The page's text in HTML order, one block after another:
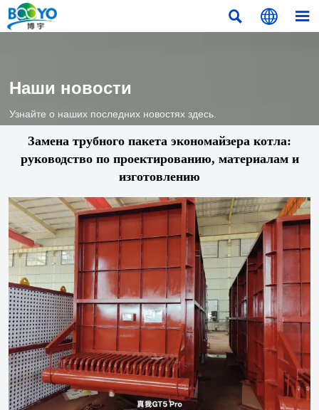
  
Наши новости
Узнайте о наших последних новостях здесь.
Замена трубного пакета экономайзера котла:
руководство по проектированию, материалам и
изготовлению